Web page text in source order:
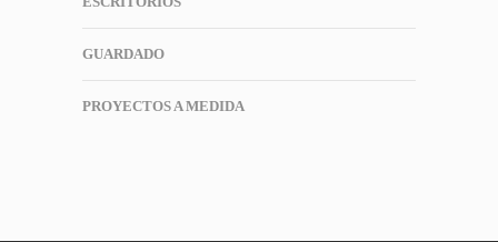
GUARDADO
PROYECTOS A MEDIDA